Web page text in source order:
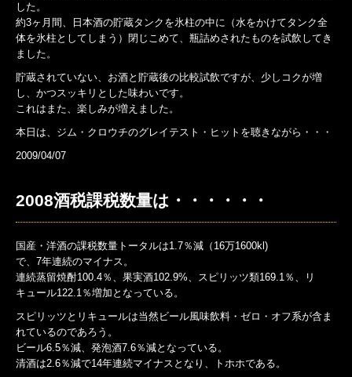
した。
約3ヶ月間、日本酒の貯蔵タンクを氷柱の中に（水をかけてタンク全
体を氷柱としてしまう）閉じこめて、瓶詰めされたものを試飲してき
ました。
貯蔵されていない、お酒と貯蔵後の比較試飲ですが、少しコクが増
し、かつスッキリとした味わいです。
これはまた、楽しみが増えました。
本日は、ジム・クロウチのグレイテスト・ヒットを聴きながら・・・
2009/04/07
2008酒税課税数量は・・・・・・
国産・洋酒の課税数量トータルは1.7％減（16万1600kl)
で、7年連続のマイナス。
連続蒸留焼酎100.4％、果実酒102.9%、スピリッツ類169.1％、リ
キュール122.1％増加となっている。
スピリッツとリキュールは当然ビール風味飲料・ゼロ・オフ系が含ま
れているのであろう。
ビール6.5％減、発泡酒7.6％減となっている。
清酒は2.6％減で14年連続マイナスとなり、トホホである。